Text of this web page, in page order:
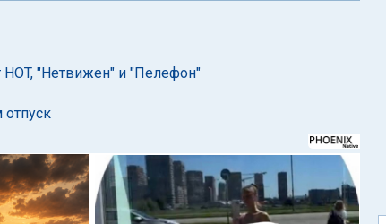
"Нетвижен" и "Пелефон"